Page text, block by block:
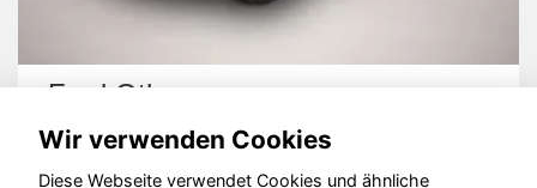
Ford Other
Wir verwenden Cookies
Diese Webseite verwendet Cookies und ähnliche